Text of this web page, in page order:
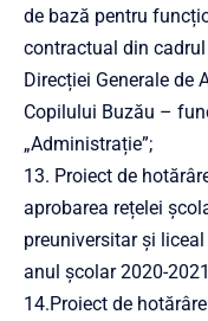
de bază pentru
contractual din
Direcției Generale de
Copilului Buzău –
„Administrație”;
13. Proiect de
aprobarea rețelei
preuniversitar și
anul școlar 2020-
14.Proiect de